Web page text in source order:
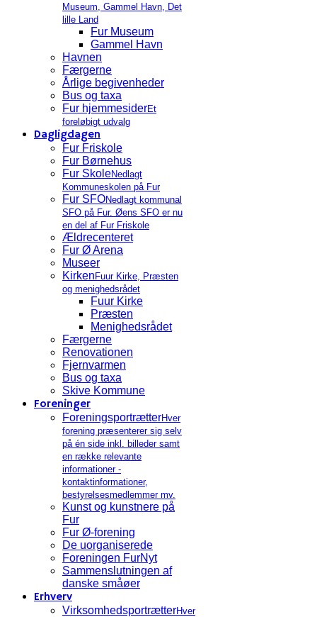
Museum, Gammel Havn, Det
lille Land
Fur Museum
Gammel Havn
Havnen
Færgerne
Årlige begivenheder
Bus og taxa
Fur hjemmesiderEt
foreløbigt udvalg
Dagligdagen
Fur Friskole
Fur Børnehus
Fur SkoleNedlagt
Kommuneskolen på Fur
Fur SFONedlagt kommunal
SFO på Fur. Øens SFO er nu
en del af Fur Friskole
Ældrecenteret
Fur Ø Arena
Museer
Kirken Fuur Kirke, Præsten
og menighedsrådet
Fuur Kirke
Præsten
Menighedsrådet
Færgerne
Renovationen
Fjernvarmen
Bus og taxa
Skive Kommune
Foreninger
ForeningsportrætterHver
forening præsenterer sig selv
på én side inkl. billeder samt
en række relevante
informationer -
kontaktinformationer,
bestyrelsesmedlemmer mv.
Kunst og kunstnere på
Fur
Fur Ø-forening
De uorganiserede
Foreningen FurNyt
Sammenslutningen af
danske småøer
Erhverv
VirksomhedsportrætterHver